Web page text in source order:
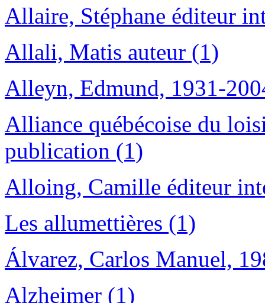
Allaire, Stéphane éditeur
Allali, Matis auteur (1)
Alleyn, Edmund, 1931-
Alliance québécoise du
publication (1)
Alloing, Camille éditeur
Les allumettières (1)
Álvarez, Carlos Manuel,
Alzheimer (1)